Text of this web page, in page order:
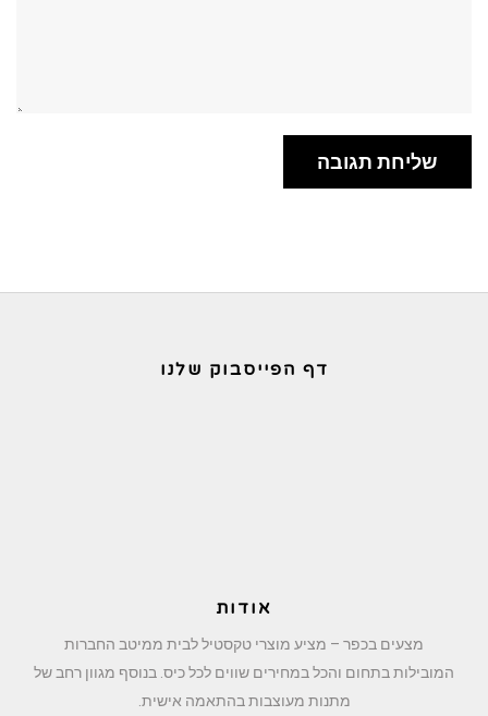
דף הפייסבוק שלנו
אודות
מצעים בכפר – מציע מוצרי טקסטיל לבית ממיטב החברות
המובילות בתחום והכל במחירים שווים לכל כיס. בנוסף מגוון רחב של
מתנות מעוצבות בהתאמה אישית.